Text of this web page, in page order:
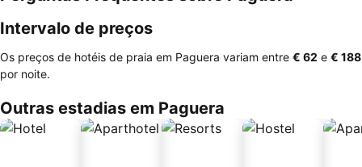
Intervalo de preços
Os preços de hotéis de praia em Paguera variam entre ‎€ 62 e ‎€ 188
por noite.
Outras estadias em Paguera